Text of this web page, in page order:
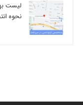
لیست
نحوه